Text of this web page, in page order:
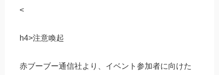
<
h4>注意喚起
赤ブーブー通信社より、イベント参加者に向けた